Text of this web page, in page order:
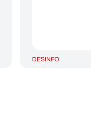
DESINFO